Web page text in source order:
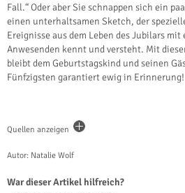
Fall.“ Oder aber Sie schnappen sich ein
einen unterhaltsamen Sketch, der
Ereignisse aus dem Leben des Jubilars
Anwesenden kennt und versteht. Mit
bleibt dem Geburtstagskind und seinen
Fünfzigsten garantiert ewig in Erinnerung!
Quellen anzeigen
Autor: Natalie Wolf
War dieser Artikel hilfreich?